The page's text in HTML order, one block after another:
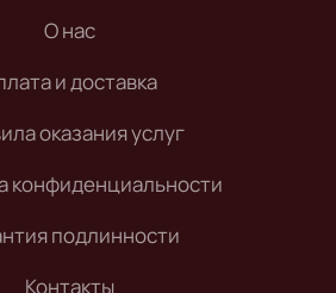
О нас
и доставка
оказания услуг
конфиденциальности
подлинности
Контакты